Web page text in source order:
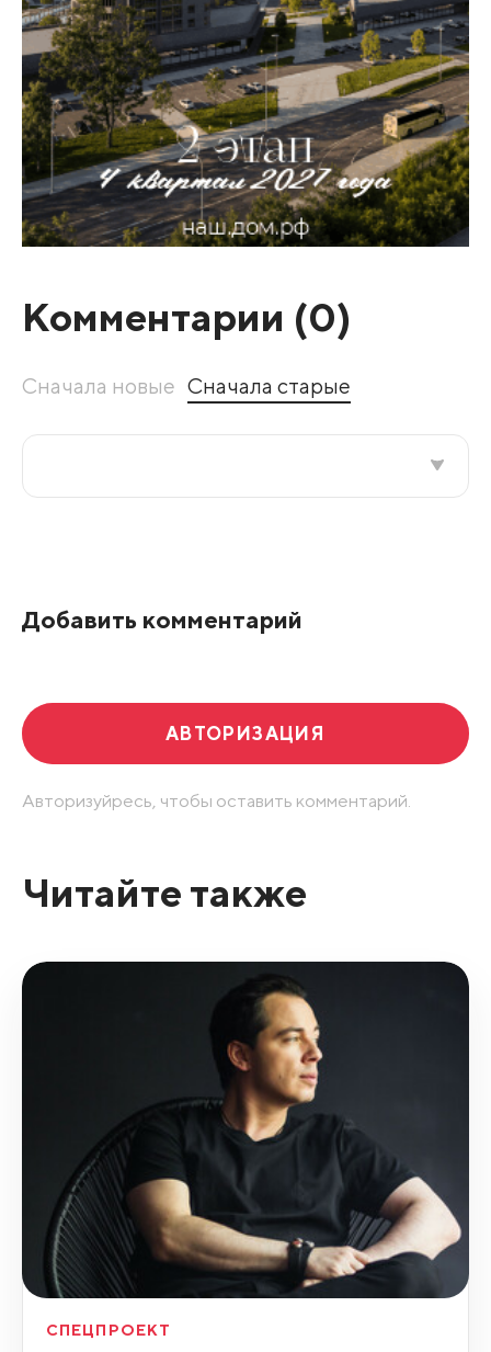
Комментарии (0)
Сначала новые Сначала старые
Добавить комментарий
АВТОРИЗАЦИЯ
Авторизуйресь, чтобы оставить комментарий.
Читайте также
СПЕЦПРОЕКТ